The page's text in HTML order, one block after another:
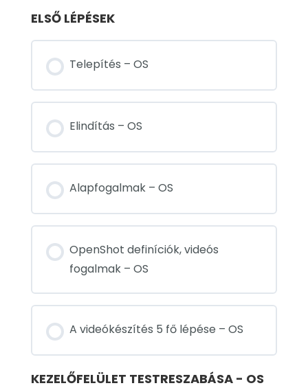
ELSŐ LÉPÉSEK
Telepítés – OS
Elindítás – OS
Alapfogalmak – OS
OpenShot definíciók, videós
fogalmak – OS
A videókészítés 5 fő lépése – OS
KEZELŐFELÜLET TESTRESZABÁSA - OS